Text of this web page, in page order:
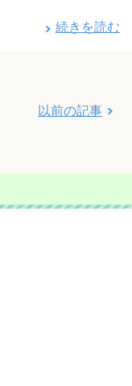
続きを読む
以前の記事